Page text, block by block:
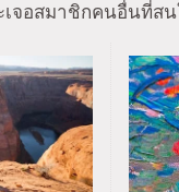
จอสมาชิกคนอื่นที่ส